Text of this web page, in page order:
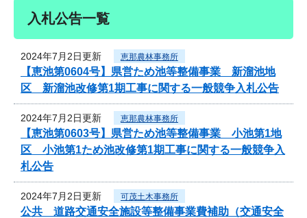
入札公告一覧
2024年7月2日更新 恵那農林事務所
【恵池第0604号】県営ため池等整備事業 新溜池地
区 新溜池改修第1期工事に関する一般競争入札公告
2024年7月2日更新 恵那農林事務所
【恵池第0603号】県営ため池等整備事業 小池第1地
区 小池第1ため池改修第1期工事に関する一般競争入
札公告
2024年7月2日更新 可茂土木事務所
公共 道路交通安全施設等整備事業費補助（交通安全